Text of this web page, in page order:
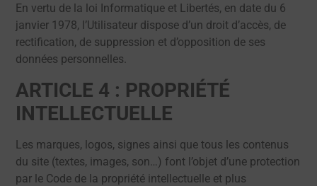
En vertu de la loi Informatique et Libertés, en date du 6
janvier 1978, l’Utilisateur dispose d’un droit d’accès, de
rectification, de suppression et d’opposition de ses
données personnelles.
ARTICLE 4 : PROPRIÉTÉ
INTELLECTUELLE
Les marques, logos, signes ainsi que tous les contenus
du site (textes, images, son…) font l’objet d’une protection
par le Code de la propriété intellectuelle et plus